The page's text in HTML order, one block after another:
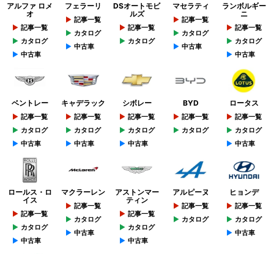
アルファ ロメ
オ
記事一覧
カタログ
中古車
フェラーリ
記事一覧
カタログ
中古車
DSオートモビ
ルズ
記事一覧
カタログ
マセラティ
記事一覧
カタログ
中古車
ランボルギー
ニ
記事一覧
カタログ
中古車
ベントレー
記事一覧
カタログ
中古車
キャデラック
記事一覧
カタログ
中古車
シボレー
記事一覧
カタログ
中古車
BYD
記事一覧
カタログ
ロータス
記事一覧
カタログ
中古車
ロールス・ロ
イス
記事一覧
カタログ
中古車
マクラーレン
記事一覧
カタログ
中古車
アストンマー
ティン
記事一覧
カタログ
中古車
アルピーヌ
記事一覧
カタログ
ヒョンデ
記事一覧
カタログ
中古車